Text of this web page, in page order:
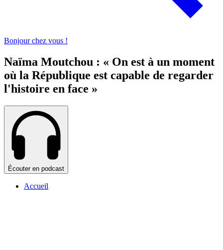
Bonjour chez vous !
Naïma Moutchou : « On est à un moment
où la République est capable de regarder
l'histoire en face »
Écouter en podcast
Accueil